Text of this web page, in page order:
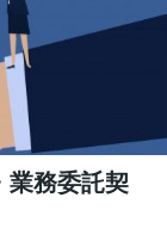
業務委託契